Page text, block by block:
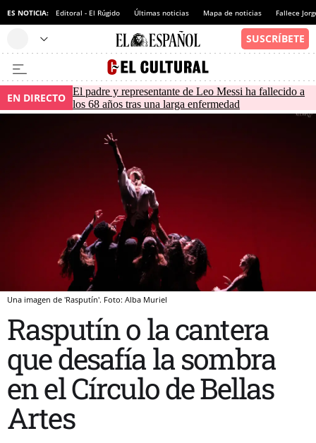
ES NOTICIA: Editoral - El Rúgido Últimas noticias Mapa de noticias Fallece
EN DIRECTO El padre y representante de Leo Messi ha fallecido a
los 68 años tras una larga enfermedad
Una imagen de 'Rasputín'. Foto: Alba Muriel
Rasputín o la cantera
que desafía la sombra
en el Círculo de Bellas
Artes